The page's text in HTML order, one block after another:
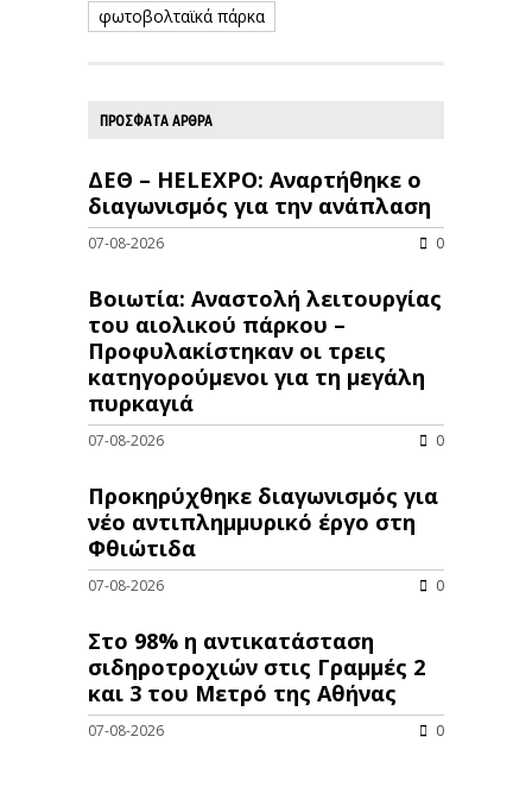
φωτοβολταϊκά πάρκα
ΠΡΟΣΦΑΤΑ ΑΡΘΡΑ
ΔΕΘ – HELEXPO: Αναρτήθηκε ο
διαγωνισμός για την ανάπλαση
07-08-2026 0
Βοιωτία: Αναστολή λειτουργίας
του αιολικού πάρκου –
Προφυλακίστηκαν οι τρεις
κατηγορούμενοι για τη μεγάλη
πυρκαγιά
07-08-2026 0
Προκηρύχθηκε διαγωνισμός για
νέo αντιπλημμυρικό έργο στη
Φθιώτιδα
07-08-2026 0
Στο 98% η αντικατάσταση
σιδηροτροχιών στις Γραμμές 2
και 3 του Μετρό της Αθήνας
07-08-2026 0